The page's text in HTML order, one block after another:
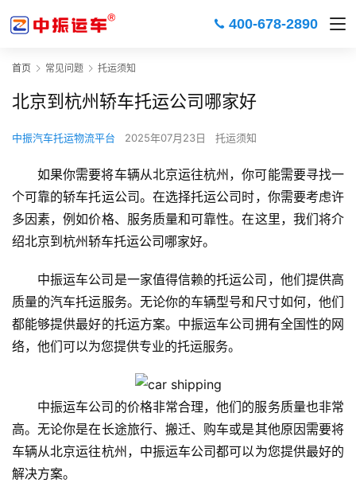
400-678-2890
首页 常见问题 托运须知
北京到杭州轿车托运公司哪家好
中振汽车托运物流平台 2025年07月23日 托运须知
如果你需要将车辆从北京运往杭州，你可能需要寻找一
个可靠的轿车托运公司。在选择托运公司时，你需要考虑许
多因素，例如价格、服务质量和可靠性。在这里，我们将介
绍北京到杭州轿车托运公司哪家好。
中振运车公司是一家值得信赖的托运公司，他们提供高
质量的汽车托运服务。无论你的车辆型号和尺寸如何，他们
都能够提供最好的托运方案。中振运车公司拥有全国性的网
络，他们可以为您提供专业的托运服务。
中振运车公司的价格非常合理，他们的服务质量也非常
高。无论你是在长途旅行、搬迁、购车或是其他原因需要将
车辆从北京运往杭州，中振运车公司都可以为您提供最好的
解决方案。